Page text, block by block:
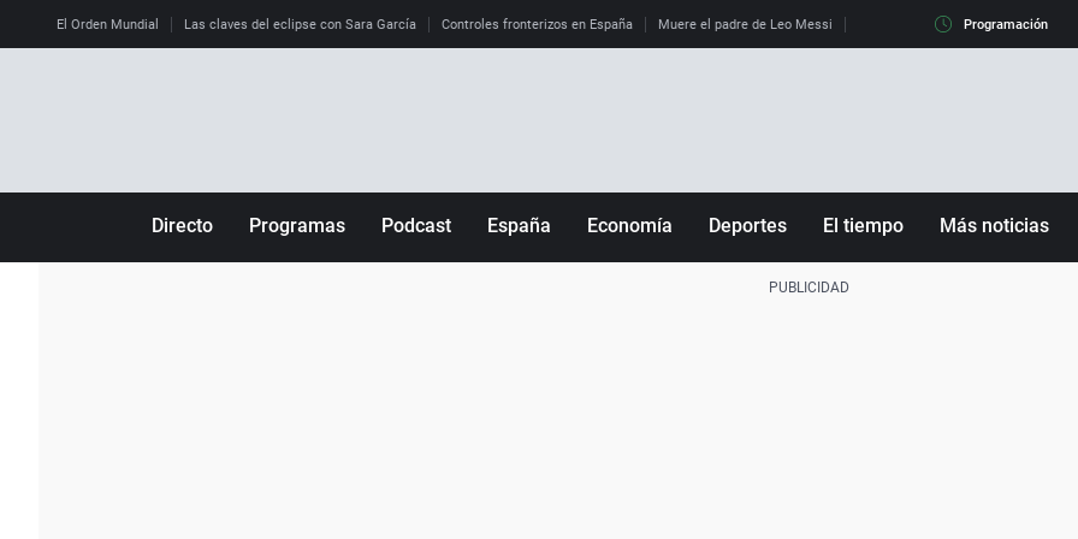
El Orden Mundial Las claves del eclipse con Sara García Controles fronterizos en España Muere el padre de Leo Messi La diferencia entre observar el
Programación
Directo Programas Podcast España Economía Deportes El tiempo Más noticias